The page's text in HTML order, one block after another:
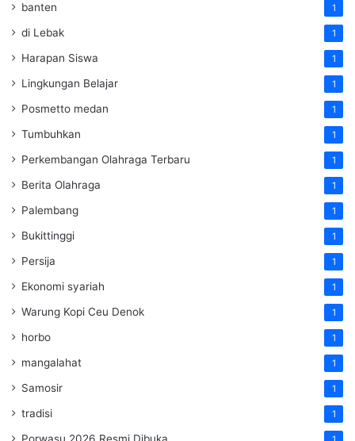
banten 1
di Lebak 1
Harapan Siswa 1
Lingkungan Belajar 1
Posmetto medan 1
Tumbuhkan 1
Perkembangan Olahraga Terbaru 1
Berita Olahraga 1
Palembang 1
Bukittinggi 1
Persija 1
Ekonomi syariah 1
Warung Kopi Ceu Denok 1
horbo 1
mangalahat 1
Samosir 1
tradisi 1